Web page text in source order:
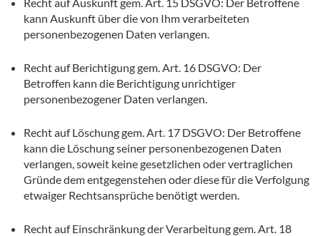
kann Auskunft über die von Ihm verarbeiteten
personenbezogenen Daten verlangen.
Recht auf Berichtigung gem. Art. 16 DSGVO: Der
Betroffen kann die Berichtigung unrichtiger
personenbezogener Daten verlangen.
Recht auf Löschung gem. Art. 17 DSGVO: Der Betroffene
kann die Löschung seiner personenbezogenen Daten
verlangen, soweit keine gesetzlichen oder vertraglichen
Gründe dem entgegenstehen oder diese für die Verfolgung
etwaiger Rechtsansprüche benötigt werden.
Recht auf Einschränkung der Verarbeitung gem. Art. 18